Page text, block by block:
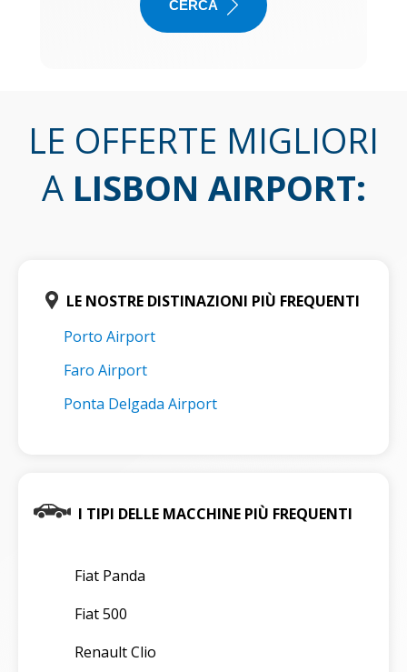
CERCA
LE OFFERTE MIGLIORI
A LISBON AIRPORT:
LE NOSTRE DISTINAZIONI PIÙ FREQUENTI
Porto Airport
Faro Airport
Ponta Delgada Airport
I TIPI DELLE MACCHINE PIÙ FREQUENTI
Fiat Panda
Fiat 500
Renault Clio